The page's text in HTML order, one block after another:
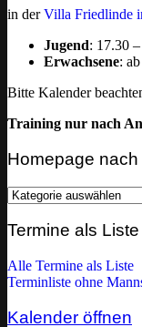
in derVilla Friedlinde
Jugend: 17.30
Erwachsene:
Bitte Kalender
Training nur nach
Homepage
Homepage
Kategorie
Termine als Liste
Alle Termine als Liste
Terminliste ohne
Kalender öffnen